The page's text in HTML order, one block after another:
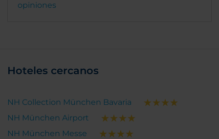
opiniones
Hoteles cercanos
NH Collection München Bavaria
NH München Airport
NH München Messe